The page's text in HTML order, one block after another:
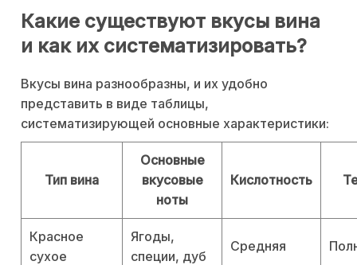
Какие существуют вкусы вина
и как их систематизировать?
Вкусы вина разнообразны, и их удобно
представить в виде таблицы,
систематизирующей основные характеристики:
Тип вина
Основные
вкусовые
ноты
Кислотность
Красное
сухое
Ягоды,
специи, дуб
Средняя